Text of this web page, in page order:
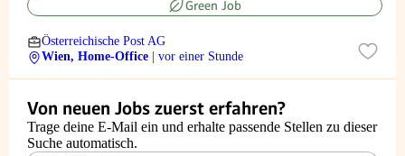
Green Job
Österreichische Post AG
Wien, Home-Office
| vor einer Stunde
Von neuen Jobs zuerst erfahren?
Trage deine E-Mail ein und erhalte passende Stellen zu dieser
Suche automatisch.